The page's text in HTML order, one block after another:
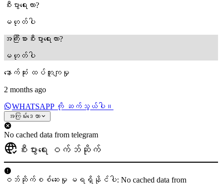
စီးပွားရေးလား?
မဟုတ်ပါ
အကြီးစားစီးပွားရေးလား?
မဟုတ်ပါ
နောက်ဆုံး ထပ်တူကျမှု
2 months ago
WHATSAPP ကို ဆက်သွယ်ပါ။
အကြမ်းဒေတာ
No cached data from telegram
စီးပွားရေး ဝက်ဘ်ဆိုက်
ဝဘ်ဆိုက်စစ်ဆေးမှု မရရှိနိုင်ပါ: No cached data from